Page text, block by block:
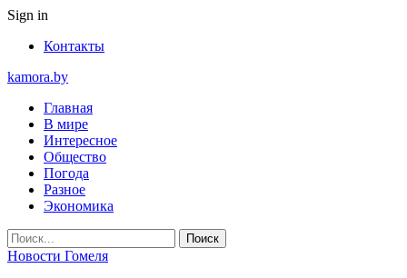
Sign in
Контакты
kamora.by
Главная
В мире
Интересное
Общество
Погода
Разное
Экономика
Новости Гомеля